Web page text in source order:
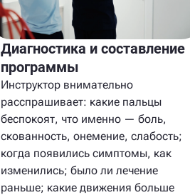
Диагностика и составление
программы
Инструктор внимательно
расспрашивает: какие пальцы
беспокоят, что именно — боль,
скованность, онемение, слабость;
когда появились симптомы, как
изменились; было ли лечение
раньше; какие движения больше